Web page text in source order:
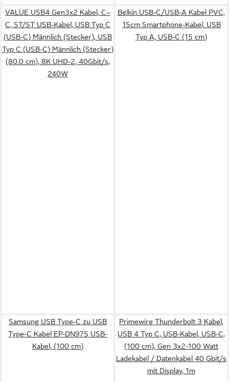
VALUE USB4 Gen3x2 Kabel, C–
C, ST/ST USB-Kabel, USB Typ C
(USB-C) Männlich (Stecker), USB
Typ C (USB-C) Männlich (Stecker)
(80.0 cm), 8K UHD-2, 40Gbit/s,
240W
Belkin USB-C/USB-A Kabel PVC,
15cm Smartphone-Kabel, USB
Typ A, USB-C (15 cm)
Samsung USB Type-C zu USB
Type-C Kabel EP-DN975 USB-
Kabel, (100 cm)
Primewire Thunderbolt 3 Kabel,
USB 4 Typ C, USB-Kabel, USB-C,
(100 cm), Gen 3x2-100 Watt
Ladekabel / Datenkabel 40 Gbit/s
mit Display, 1m